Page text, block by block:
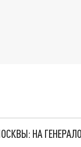
НА